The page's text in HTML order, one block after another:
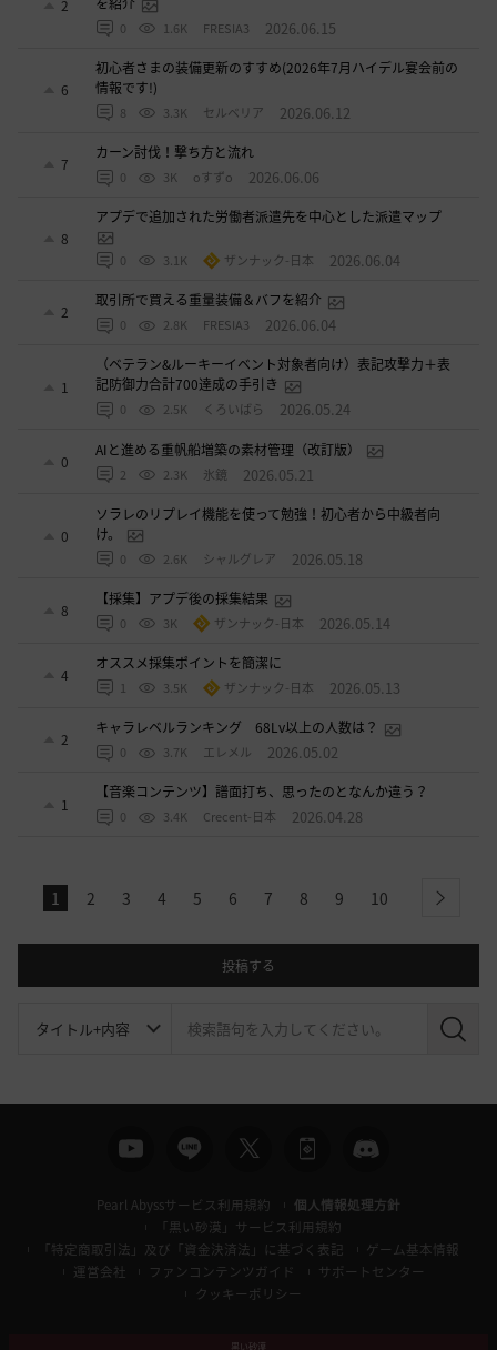
2
0 1.6K FRESIA3 2026.06.15
6
初心者さまの装備更新のすすめ(2026年7月ハイデル宴会前の
情報です!)
8 3.3K セルベリア 2026.06.12
7
カーン討伐！撃ち方と流れ
0 3K oすずo 2026.06.06
8
アプデで追加された労働者派遣先を中心とした派遣マップ
0 3.1K ザンナック-日本 2026.06.04
2
取引所で買える重量装備＆バフを紹介
0 2.8K FRESIA3 2026.06.04
1
（ベテラン&ルーキーイベント対象者向け）表記攻撃力＋表
記防御力合計700達成の手引き
0 2.5K くろいばら 2026.05.24
0
AIと進める重帆船増築の素材管理（改訂版）
2 2.3K 氷鏡 2026.05.21
0
ソラレのリプレイ機能を使って勉強！初心者から中級者向
け。
0 2.6K シャルグレア 2026.05.18
8
【採集】アプデ後の採集結果
0 3K ザンナック-日本 2026.05.14
4
オススメ採集ポイントを簡潔に
1 3.5K ザンナック-日本 2026.05.13
2
キャラレベルランキング 68Lv以上の人数は？
0 3.7K エレメル 2026.05.02
1
【音楽コンテンツ】譜面打ち、思ったのとなんか違う？
0 3.4K Crecent-日本 2026.04.28
1 2 3 4 5 6 7 8 9 10 next
投稿する
検
Pearl Abyssサービス利用規約
個人情報処理方針
「黒い砂漠」サービス利用規約
「特定商取引法」及び「資金決済法」に基づく表記
ゲーム基本情報
運営会社
ファンコンテンツガイド
サポートセンター
クッキーポリシー
黒い砂漠